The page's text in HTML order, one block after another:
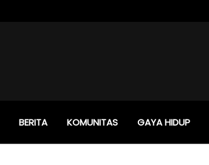
BERITA KOMUNITAS GAYA HIDUP